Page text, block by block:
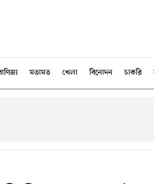
মতামত খেলা বিনোদন চাকরি